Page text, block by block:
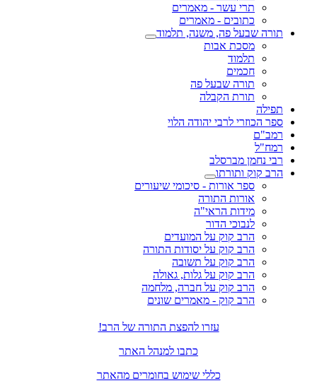
תרי עשר - מאמרים
כתובים - מאמרים
תורה שבעל פה, משנה, תלמוד
מסכת אבות
תלמוד
חכמים
תורה שבעל פה
תורת הקבלה
תפילה
ספר הכוזרי לרבי יהודה הלוי
רמב"ם
רמח"ל
רבי נחמן מברסלב
הרב קוק ותורתו
ספר אורות - סיכומי שיעורים
אורות התורה
מידות הראי"ה
לנבוכי הדור
הרב קוק על המועדים
הרב קוק על יסודות התורה
הרב קוק על תשובה
הרב קוק על גלות, גאולה
הרב קוק על חברה, מלחמה
הרב קוק - מאמרים שונים
עזרו להפצת התורה של הרב!
כתבו למנהל האתר
כללי שימוש בחומרים מהאתר